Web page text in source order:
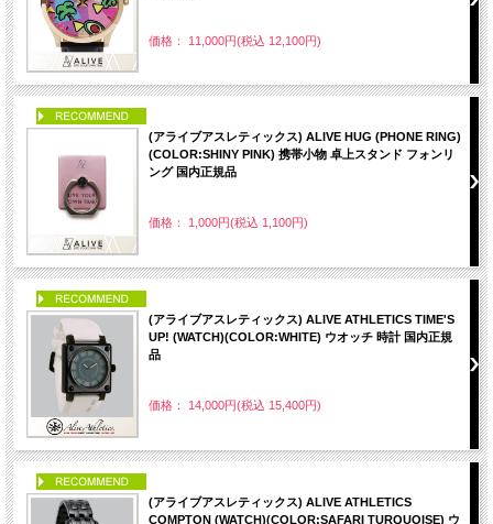
価格： 11,000円(税込 12,100円)
(アライブアスレティックス) ALIVE HUG (PHONE RING)
(COLOR:SHINY PINK) 携帯小物 卓上スタンド フォンリ
ング 国内正規品
価格： 1,000円(税込 1,100円)
(アライブアスレティックス) ALIVE ATHLETICS TIME'S
UP! (WATCH)(COLOR:WHITE) ウオッチ 時計 国内正規
品
価格： 14,000円(税込 15,400円)
(アライブアスレティックス) ALIVE ATHLETICS
COMPTON (WATCH)(COLOR:SAFARI TURQUOISE) ウ